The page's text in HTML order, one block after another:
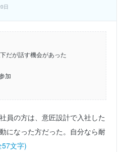
日
だが話す機会があった
加
員の方は、意匠設計で入社した
になった方だった。自分なら耐
文字)